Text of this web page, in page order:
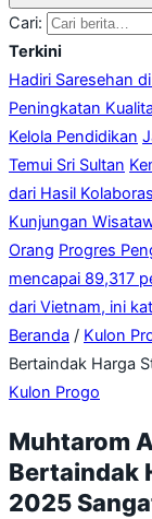
Cari:
Terkini
Hadiri Saresehan
Peningkatan
Kelola Pendidikan
Temui Sri Sultan
dari Hasil
Kunjungan
Orang Progres
mencapai 89,317
dari Vietnam, ini
Beranda / Kulon
Bertaindak Harga
Kulon Progo
Muhtarom
Bertaindak
2025